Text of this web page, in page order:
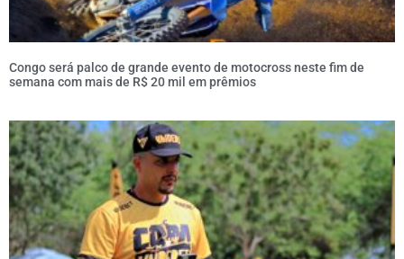
Congo será palco de grande evento de motocross neste fim de
semana com mais de R$ 20 mil em prêmios